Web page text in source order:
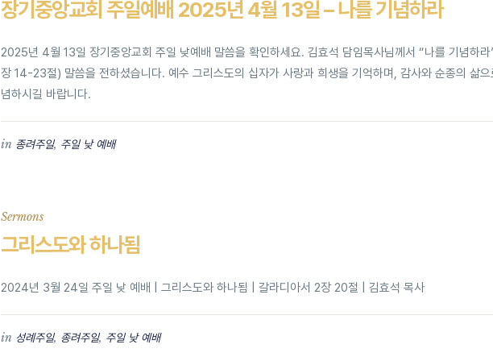
장기중앙교회 주일예배 2025년 4월 13일 – 나를 기념하라
2025년 4월 13일 장기중앙교회 주일 낮예배 말씀을 확인하세요. 김효석 담임목사님께서 “나를 기념하
장 14-23절) 말씀을 전하셨습니다. 예수 그리스도의 십자가 사랑과 희생을 기억하며, 감사와 순종의 삶으
념하시길 바랍니다.
in 종려주일, 주일 낮 예배
Sermons
그리스도와 하나됨
2024년 3월 24일 주일 낮 예배 | 그리스도와 하나됨 | 갈라디아서 2장 20절 | 김효석 목사
in 성례주일, 종려주일, 주일 낮 예배